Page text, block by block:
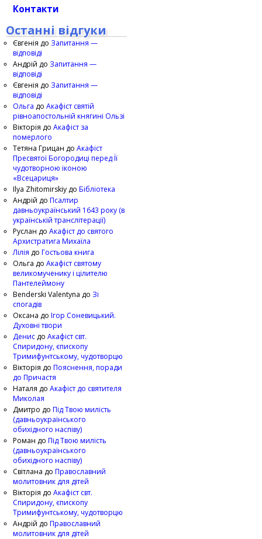
Контакти
Останні відгуки
Євгенія до Запитання —
відповіді
Андрій до Запитання —
відповіді
Євгенія до Запитання —
відповіді
Ольга до Акафіст святій
рівноапостольній княгині Ользі
Вікторія до Акафіст за
померлого
Тетяна Грицан до Акафіст
Пресвятої Богородиці перед Її
чудотворною іконою
«Всецариця»
Ilya Zhitomirskiy до Бібліотека
Андрій до Псалтир
давньоукраїнський 1643 року (в
українській транслітерації)
Руслан до Акафіст до святого
Архистратига Михаїла
Лілія до Гостьова книга
Ольга до Акафіст святому
великомученику і цілителю
Пантелеймону
Benderski Valentyna до Зі
спогадів
Оксана до Ігор Соневицький.
Духовні твори
Денис до Акафіст свт.
Спиридону, єпископу
Тримифунтському, чудотворцю
Вікторія до Пояснення, поради
до Причастя
Наталя до Акафіст до святителя
Миколая
Дмитро до Під Твою милість
(давньоукраїнського
обихідного наспіву)
Роман до Під Твою милість
(давньоукраїнського
обихідного наспіву)
Світлана до Православний
молитовник для дітей
Вікторія до Акафіст свт.
Спиридону, єпископу
Тримифунтському, чудотворцю
Андрій до Православний
молитовник для дітей